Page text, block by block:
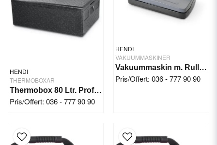
HENDI
THERMOBOXAR
Thermobox 80 Ltr. Profi Line
Pris/Offert: 036 - 777 90 90
HENDI
VAKUUMMASKINER
Vakuummaskin m. Rullmatare
Pris/Offert: 036 - 777 90 90